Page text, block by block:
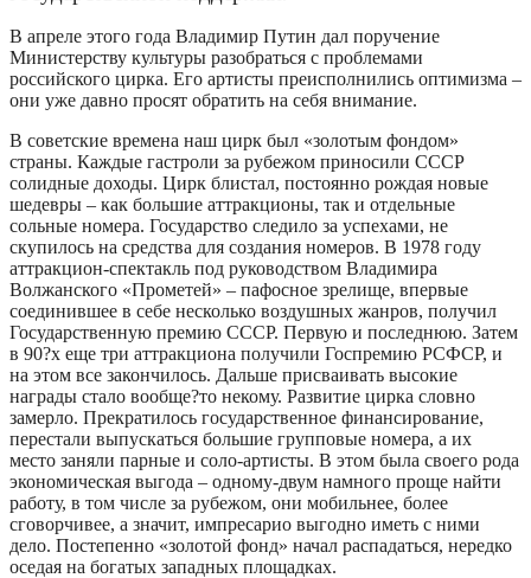
В апреле этого года Владимир Путин дал поручение
Министерству культуры разобраться с проблемами
российского цирка. Его артисты преисполнились оптимизма –
они уже давно просят обратить на себя внимание.
В советские времена наш цирк был «золотым фондом»
страны. Каждые гастроли за рубежом приносили СССР
солидные доходы. Цирк блистал, постоянно рождая новые
шедевры – как большие аттракционы, так и отдельные
сольные номера. Государство следило за успехами, не
скупилось на средства для создания номеров. В 1978 году
аттракцион-спектакль под руководством Владимира
Волжанского «Прометей» – пафосное зрелище, впервые
соединившее в себе несколько воздушных жанров, получил
Государственную премию СССР. Первую и последнюю. Затем
в 90?х еще три аттракциона получили Госпремию РСФСР, и
на этом все закончилось. Дальше присваивать высокие
награды стало вообще?то некому. Развитие цирка словно
замерло. Прекратилось государственное финансирование,
перестали выпускаться большие групповые номера, а их
место заняли парные и соло-артисты. В этом была своего рода
экономическая выгода – одному-двум намного проще найти
работу, в том числе за рубежом, они мобильнее, более
сговорчивее, а значит, импресарио выгодно иметь с ними
дело. Постепенно «золотой фонд» начал распадаться, нередко
оседая на богатых западных площадках.